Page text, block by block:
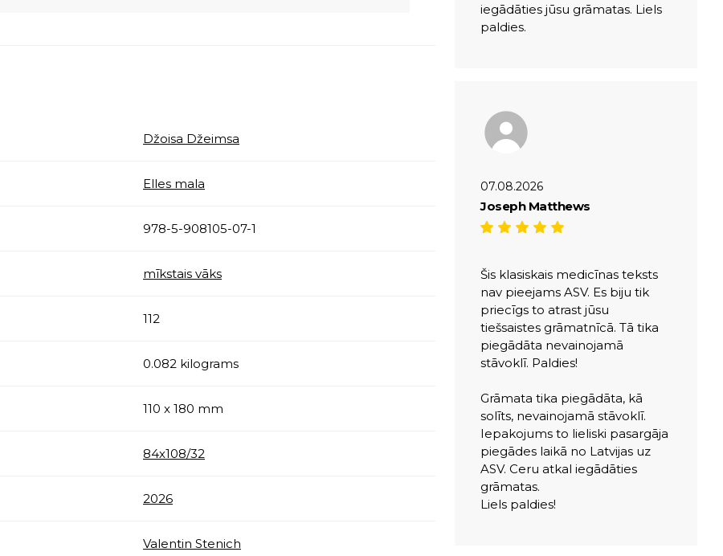
Džoisa Džeimsa
Elles mala
978-5-908105-07-1
mīkstais vāks
112
0.082 kilograms
110 x 180 mm
84х108/32
2026
Valentin Stenich
iegādāties jūsu grāmatas. Liels
paldies.
07.08.2026
Joseph Matthews
Šis klasiskais medicīnas teksts
nav pieejams ASV. Es biju tik
priecīgs to atrast jūsu
tiešsaistes grāmatnīcā. Tā tika
piegādāta nevainojamā
stāvoklī. Paldies!
Grāmata tika piegādāta, kā
solīts, nevainojamā stāvoklī.
Iepakojums to lieliski pasargāja
piegādes laikā no Latvijas uz
ASV. Ceru atkal iegādāties
grāmatas.
Liels paldies!